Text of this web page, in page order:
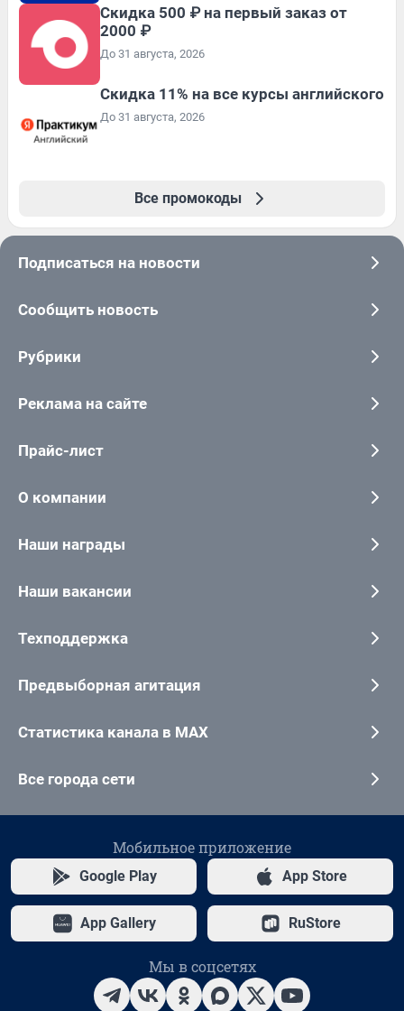
Скидка 500 ₽ на первый заказ от
2000 ₽
До 31 августа, 2026
Скидка 11% на все курсы английского
До 31 августа, 2026
Все промокоды
Подписаться на новости
Сообщить новость
Рубрики
Реклама на сайте
Прайс-лист
О компании
Наши награды
Наши вакансии
Техподдержка
Предвыборная агитация
Статистика канала в MAX
Все города сети
Мобильное приложение
Google Play App Store
App Gallery RuStore
Мы в соцсетях